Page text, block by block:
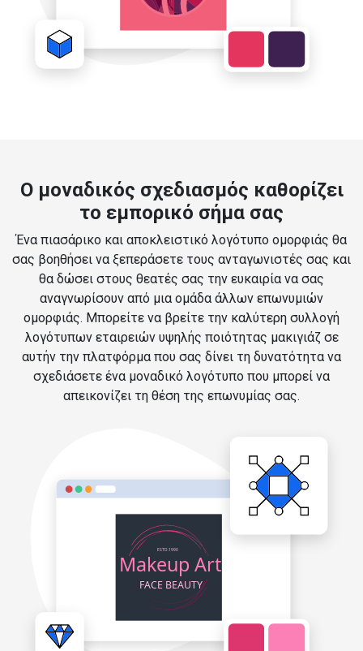
Ο μοναδικός σχεδιασμός καθορίζει
το εμπορικό σήμα σας
Ένα πιασάρικο και αποκλειστικό λογότυπο ομορφιάς θα
σας βοηθήσει να ξεπεράσετε τους ανταγωνιστές σας και
θα δώσει στους θεατές σας την ευκαιρία να σας
αναγνωρίσουν από μια ομάδα άλλων επωνυμιών
ομορφιάς. Μπορείτε να βρείτε την καλύτερη συλλογή
λογότυπων εταιρειών υψηλής ποιότητας μακιγιάζ σε
αυτήν την πλατφόρμα που σας δίνει τη δυνατότητα να
σχεδιάσετε ένα μοναδικό λογότυπο που μπορεί να
απεικονίζει τη θέση της επωνυμίας σας.